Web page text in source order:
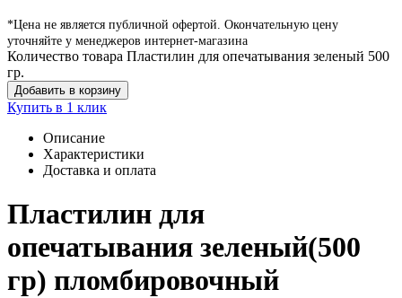
*Цена не является публичной офертой. Окончательную цену
уточняйте у менеджеров интернет-магазина
Количество товара Пластилин для опечатывания зеленый 500
гр.
Добавить в корзину
Купить в 1 клик
Описание
Характеристики
Доставка и оплата
Пластилин для
опечатывания зеленый(500
гр) пломбировочный